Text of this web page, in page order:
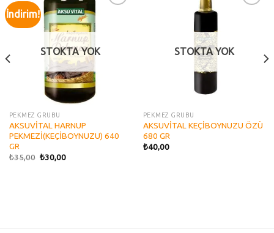
İndirim!
STOKTA YOK
PEKMEZ GRUBU
AKSUVİTAL HARNUP
PEKMEZİ(KEÇİBOYNUZU) 640
GR
₺35,00 ₺30,00
STOKTA YOK
PEKMEZ GRUBU
AKSUVİTAL KEÇİBOYNUZU ÖZÜ
680 GR
₺40,00